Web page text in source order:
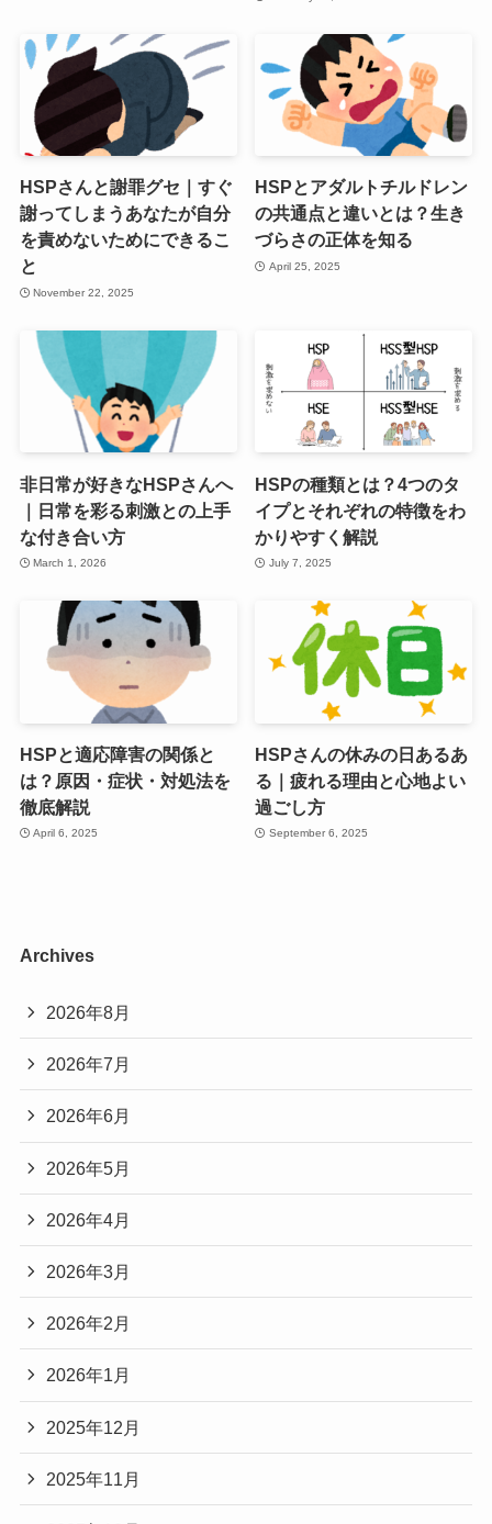
HSPさんと謝罪グセ｜すぐ
謝ってしまうあなたが自分
を責めないためにできるこ
と
November 22, 2025
HSPとアダルトチルドレン
の共通点と違いとは？生き
づらさの正体を知る
April 25, 2025
非日常が好きなHSPさんへ
｜日常を彩る刺激との上手
な付き合い方
March 1, 2026
HSPの種類とは？4つのタ
イプとそれぞれの特徴をわ
かりやすく解説
July 7, 2025
HSPと適応障害の関係と
は？原因・症状・対処法を
徹底解説
April 6, 2025
HSPさんの休みの日あるあ
る｜疲れる理由と心地よい
過ごし方
September 6, 2025
Archives
2026年8月
2026年7月
2026年6月
2026年5月
2026年4月
2026年3月
2026年2月
2026年1月
2025年12月
2025年11月